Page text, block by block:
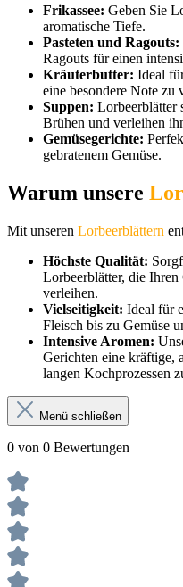
Frikassee: Geben Sie
aromatische Tiefe.
Pasteten und Ragouts:
Ragouts für einen
Kräuterbutter: Ideal
eine besondere Note zu
Suppen: Lorbeerblätter
Brühen und verleihen
Gemüsegerichte:
gebratenem Gemüse.
Warum unsere
Mit unseren Lorbeerblättern
Höchste Qualität:
Lorbeerblätter, die Ihren
verleihen.
Vielseitigkeit: Ideal für
Fleisch bis zu Gemüse
Intensive Aromen:
Gerichten eine kräftige,
langen Kochprozessen
Menü schließen
0 von 0 Bewertungen